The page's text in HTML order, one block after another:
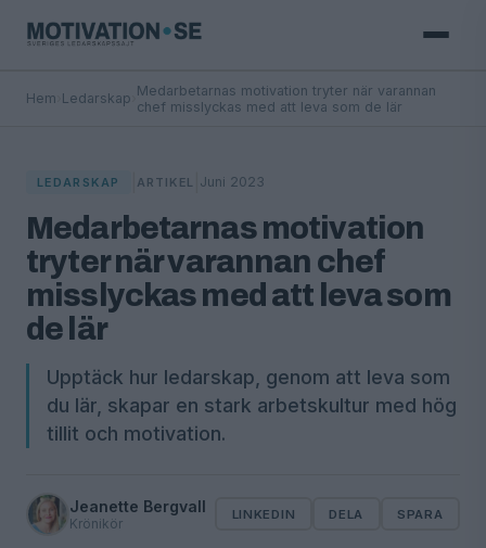
Hem Ledarskap Medarbetarnas motivation tryter när varannan
chef misslyckas med att leva som de lär
LEDARSKAP ARTIKEL Juni 2023
Medarbetarnas motivation
tryter när varannan chef
misslyckas med att leva som
de lär
Upptäck hur ledarskap, genom att leva som
du lär, skapar en stark arbetskultur med hög
tillit och motivation.
Jeanette Bergvall
Krönikör
LINKEDIN DELA SPARA